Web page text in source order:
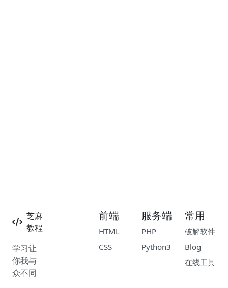
芝麻
教程
学习让
你我与
众不同
前端
HTML
CSS
服务端
PHP
Python3
常用
破解软件
Blog
在线工具